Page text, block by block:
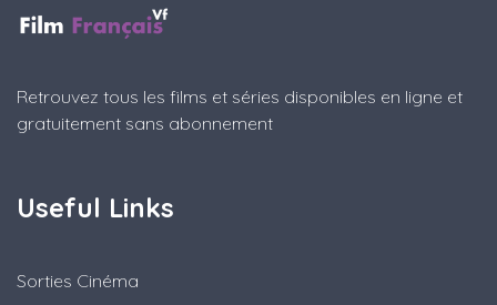
Retrouvez tous les films et séries disponibles en ligne et
gratuitement sans abonnement
Useful Links
Sorties Cinéma